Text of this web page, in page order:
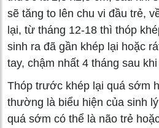
sẽ tăng to lên chu vi đầu trẻ,
lại, từ tháng 12-18 thì thóp
sinh ra đã gần khép lại hoặc
tay, chậm nhất 4 tháng sau
Thóp trước khép lại quá sớm
thường là biểu hiện của sinh
quá sớm có thể là não trẻ